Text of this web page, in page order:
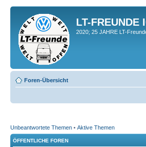
LT-FREUNDE
2020; 25 JAHRE LT-
Foren-Übersicht
Unbeantwortete Themen • Aktive Themen
ÖFFENTLICHE FOREN